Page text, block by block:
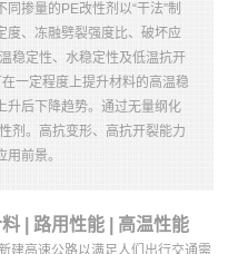
掺量的PE改性剂以“干法”制
度、冻融劈裂强度比、破坏应
稳定性、水稳定性及低温抗开
一定程度上提升材料的高温稳
升后下降趋势。通过无量纲化
剂。高抗变形、高抗开裂能力
前景。
| 路用性能 | 高温性能